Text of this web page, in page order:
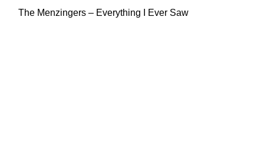
The Menzingers – Everything I Ever Saw